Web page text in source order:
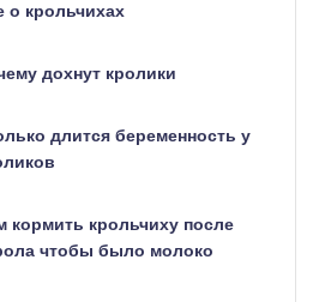
о крольчихах
дохнут кролики
длится беременность у
кормить крольчиху после
чтобы было молоко